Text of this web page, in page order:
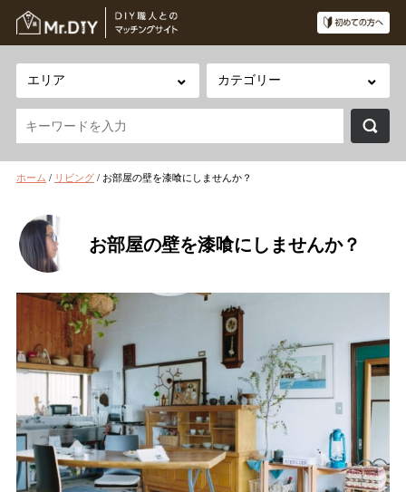
ホーム / リビング/ お部屋の壁を漆喰にしませんか？
お部屋の壁を漆喰にしませんか？